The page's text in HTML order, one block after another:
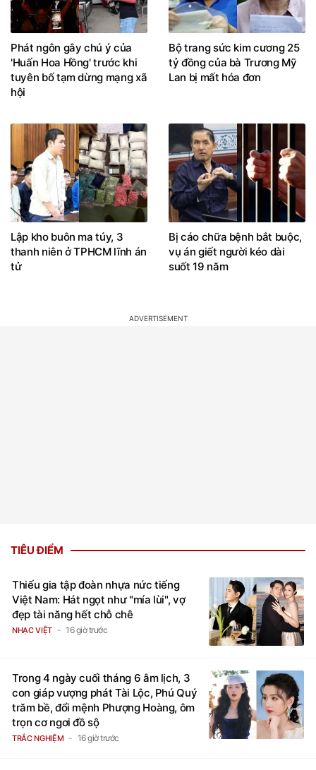
Phát ngôn gây chú ý của
'Huấn Hoa Hồng' trước khi
tuyên bố tạm dừng mạng xã
hội
Bộ trang sức kim cương 25
tỷ đồng của bà Trương Mỹ
Lan bị mất hóa đơn
Lập kho buôn ma túy, 3
thanh niên ở TPHCM lĩnh án
tử
Bị cáo chữa bệnh bắt buộc,
vụ án giết người kéo dài
suốt 19 năm
TIÊU ĐIỂM
Thiếu gia tập đoàn nhựa nức tiếng
Việt Nam: Hát ngọt như "mía lùi", vợ
đẹp tài năng hết chỗ chê
NHẠC VIỆT 16 giờ trước
Trong 4 ngày cuối tháng 6 âm lịch, 3
con giáp vượng phát Tài Lộc, Phú Quý
trăm bề, đổi mệnh Phượng Hoàng, ôm
trọn cơ ngơi đồ sộ
TRẮC NGHIỆM 16 giờ trước